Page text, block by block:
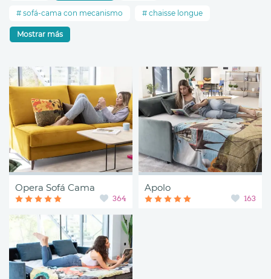
sofá-cama con mecanismo chaisse longue
Mostrar más
Opera Sofá Cama
364
Apolo
163